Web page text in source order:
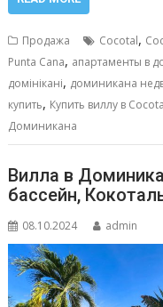
e
b
o
o
k
ai
s
A
p
p
e
g
Продажа Cocotal,
Punta Cana, апартаменты в
домінікані, доминикана
купить, Купить виллу в
Доминикана
Вилла в
бассейн,
08.10.2024 admin